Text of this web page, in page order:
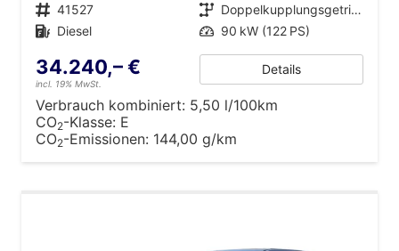
Fahrzeugnr. 41527 Getriebe
Doppelkupplungsgetriebe (DSG)
Kraftstoff Diesel Leistung 90 kW (122 PS)
34.240,– €
incl. 19% MwSt.
Details
Verbrauch kombiniert: 5,50 l/100km
CO2-Klasse: E
CO2-Emissionen: 144,00 g/km